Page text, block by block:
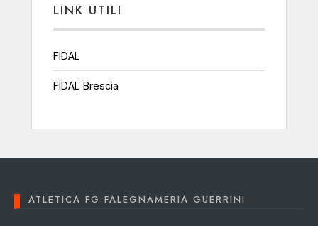
LINK UTILI
FIDAL
FIDAL Brescia
ATLETICA FG FALEGNAMERIA GUERRINI